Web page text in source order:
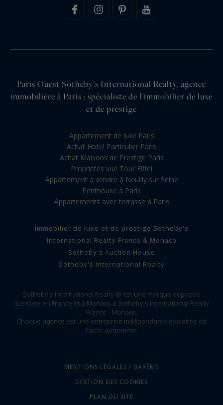
Paris Ouest Sotheby's International Realty, agence
immobilière à Paris : spécialiste de l'immobilier de luxe
et de prestige
Appartement de luxe Paris
Achat Hotel Particulier Paris
Achat Maisons de Prestige Paris
Propriétés vue Tour Eiffel
Appartement à vendre à Neuilly sur Seine
Penthouse à Paris
Appartements avec terrasse à Paris
Immobilier de luxe et de prestige Sotheby's
International Realty France & Monaco
Sotheby's Auction House
Sotheby's International Realty
Sotheby's International Realty ® est une marque déposée
licenciée en France et à Monaco à Sotheby's International Realty
France - Monaco.
Chaque agence est une entreprise indépendante exploitée de
façon autonome.
MENTIONS LÉGALES / BARÈME
GESTION DES COOKIES
PLAN DU SITE